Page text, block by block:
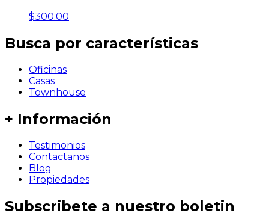
$300.00
Busca por características
Oficinas
Casas
Townhouse
+ Información
Testimonios
Contactanos
Blog
Propiedades
Subscribete a nuestro boletin